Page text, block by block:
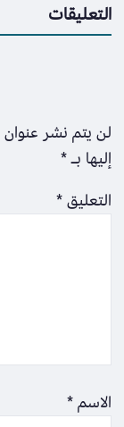
التعليقات
لن يتم نشر عنوان
إليها بـ*
التعليق*
الاسم*